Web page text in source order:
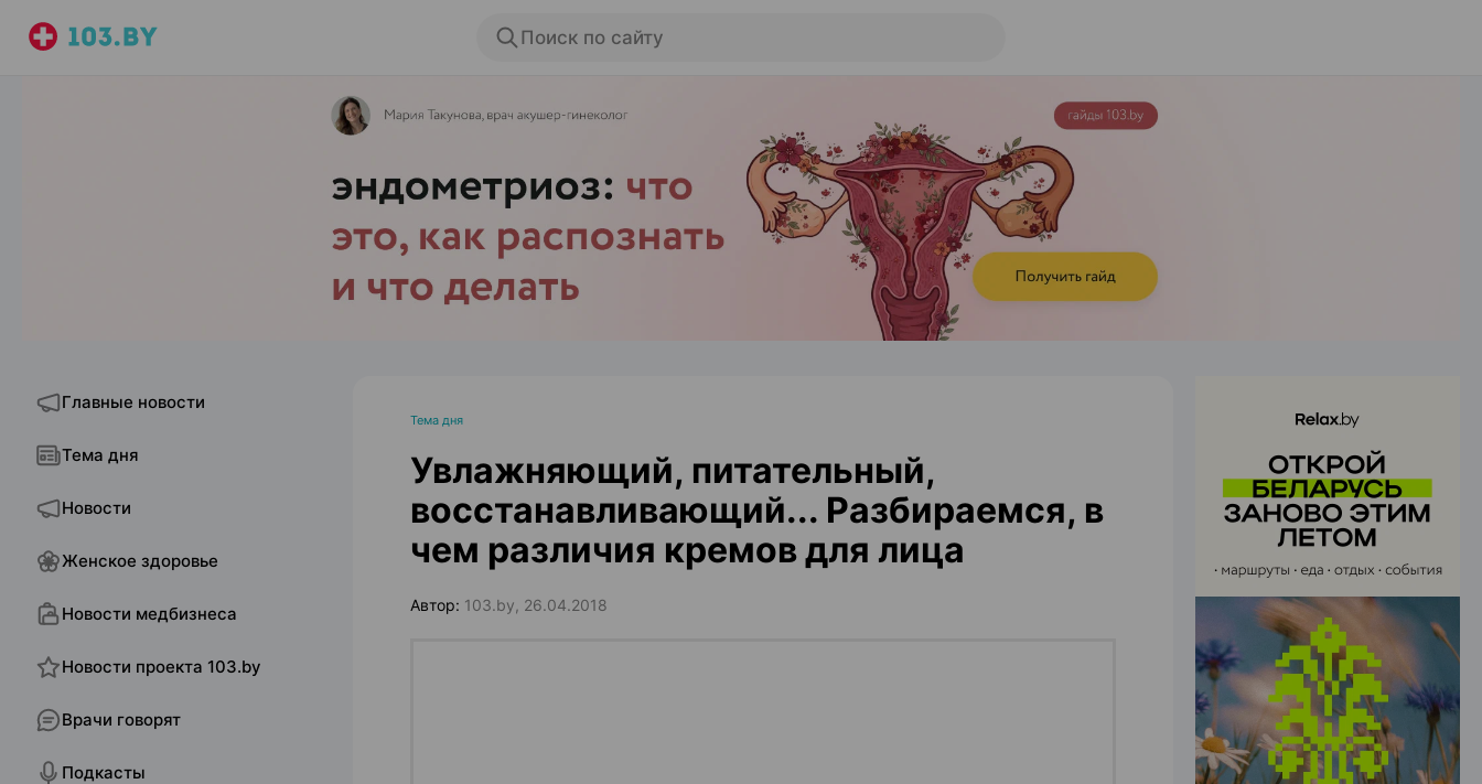
Поиск по сайту
ЭФФЕКТИВНАЯ РЕКЛАМА НА САЙТЕ
Главные новости
Тема дня
Новости
Женское здоровье
Новости медбизнеса
Новости проекта 103.by
Врачи говорят
Подкасты
Тема дня
Увлажняющий, питательный,
восстанавливающий... Разбираемся, в
чем различия кремов для лица
Автор: 103.by, 26.04.2018 ЭФФЕКТИВНАЯ РЕКЛАМА НА САЙТЕ